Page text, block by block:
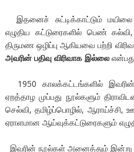
இதனைச் சுட்டிக்காட்டும்
எழுதிய கட்டுரைகளில் பெண்
திருமண ஒழிப்பு ஆகியவை பற்றி
அவரின் பதிவு விரிவாக இல்லைஎன்பது
1950 காலக்கட்டங்களில்
ஏறத்தாழ முப்பது நூல்களும்
செல்வி, தமிழ்ப்பொழில், ஆராய்ச்சி,
ஏராளமான ஆய்வுக்கட்டுரைகளும்
இவரின் நூல்கள் அனைத்தும்